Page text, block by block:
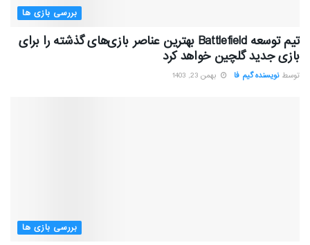
بررسی بازی ها
تیم توسعه Battlefield بهترین عناصر بازی‌های گذشته را برای
بازی جدید گلچین خواهد کرد
توسط نویسنده گیم فا بهمن 23, 1403
بررسی بازی ها